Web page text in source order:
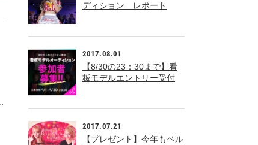
ディション レポート
2017.08.01
【8/30の23：30まで】看
板モデルエントリー受付
2017.07.21
【プレゼント】今年もベル